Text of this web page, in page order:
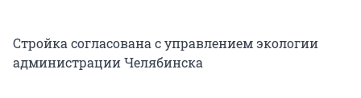
Стройка согласована с управлением экологии
администрации Челябинска